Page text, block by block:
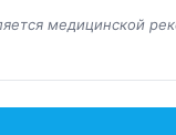
медицинской